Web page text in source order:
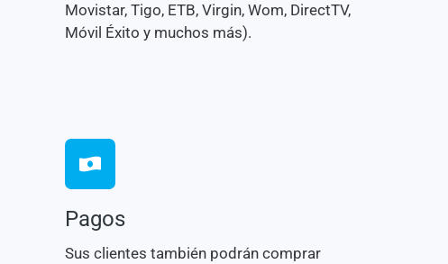
Movistar, Tigo, ETB, Virgin, Wom, DirectTV,
Móvil Éxito y muchos más).
Pagos
Sus clientes también podrán comprar